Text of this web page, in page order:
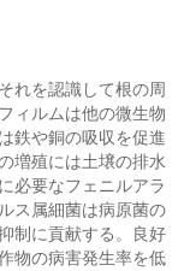
れを認識して根の周
ィルムは他の微生物
鉄や銅の吸収を促進
増殖には土壌の排水
必要なフェニルアラ
ス属細菌は病原菌の
制に貢献する。良好
物の病害発生率を低